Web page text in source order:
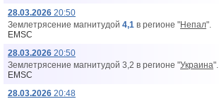
28.03.2026 20:50
Землетрясение магнитудой 4,1 в регионе "Непал".
EMSC
28.03.2026 20:50
Землетрясение магнитудой 3,2 в регионе "Украина".
EMSC
28.03.2026 20:48